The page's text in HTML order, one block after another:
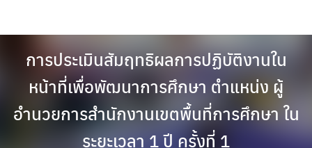
content
การประเมินสัมฤทธิผลการปฏิบัติงานใน
หน้าที่เพื่อพัฒนาการศึกษา ตำแหน่ง ผู้
อำนวยการสำนักงานเขตพื้นที่การศึกษา ใน
ระยะเวลา 1 ปี ครั้งที่ 1